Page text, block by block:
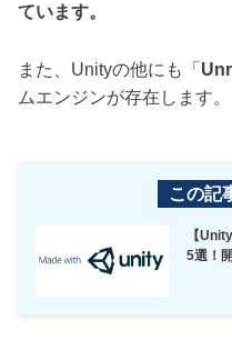
ています。
また、Unityの他にも「
ムエンジンが存在します。
この記
【
5選！